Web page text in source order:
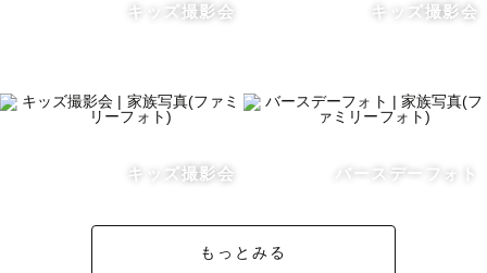
ポージングも笑顔になれるコツも、しっかりとお伝えしな
まるっとお任せください！
キッズ撮影会 キッズ撮影会
キッズ撮影会 バースデーフォト
もっとみる